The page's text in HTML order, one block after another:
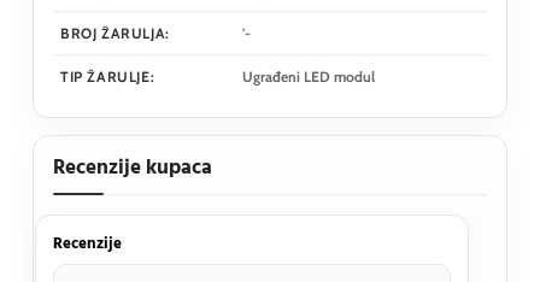
BROJ ŽARULJA: '-
TIP ŽARULJE: Ugrađeni LED modul
Recenzije kupaca
Recenzije